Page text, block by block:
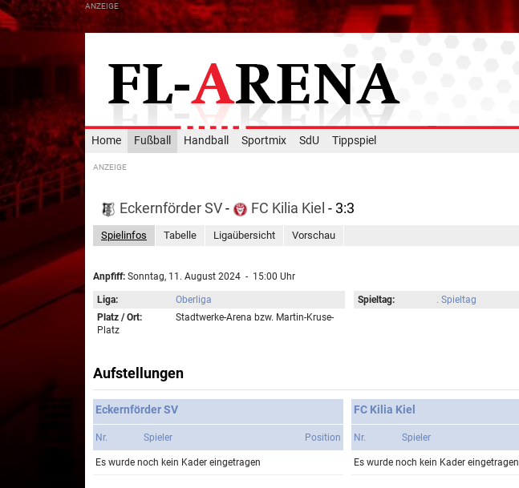
Home Fußball Handball Sportmix SdU Tippspiel
Eckernförder SV- FC Kilia Kiel - 3:3
Spielinfos Tabelle Ligaübersicht Vorschau
Anpfiff: Sonntag, 11. August 2024 - 15:00 Uhr
Liga: Oberliga Spieltag:
. Spieltag
Platz / Ort:
Stadtwerke-Arena bzw. Martin-Kruse-
Platz
Aufstellungen
Eckernförder SV
Nr. Spieler Position
Es wurde noch kein Kader eingetragen
FC Kilia Kiel
Nr. Spieler
Es wurde noch kein Kader eingetragen